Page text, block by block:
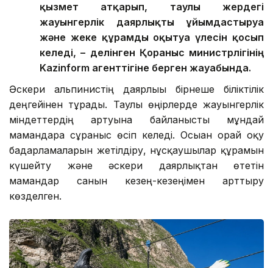
қызмет атқарып, таулы жердегі
жауынгерлік даярлықты ұйымдастыруға
және жеке құрамды оқытуға үлесін қосып
келеді, – делінген Қорғаныс министрлігінің
Kazinform агенттігіне берген жауабында.
Әскери альпинистің даярлығы бірнеше біліктілік
деңгейінен тұрады. Таулы өңірлерде жауынгерлік
міндеттердің артуына байланысты мұндай
мамандарға сұраныс өсіп келеді. Осыған орай оқу
бағдарламаларын жетілдіру, нұсқаушылар құрамын
күшейту және әскери даярлықтан өтетін
мамандар санын кезең-кезеңімен арттыру
көзделген.